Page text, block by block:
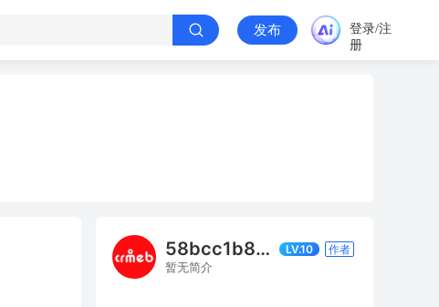
发布
登录/注
册
58bcc1b8d271 LV.10 作者
暂无简介